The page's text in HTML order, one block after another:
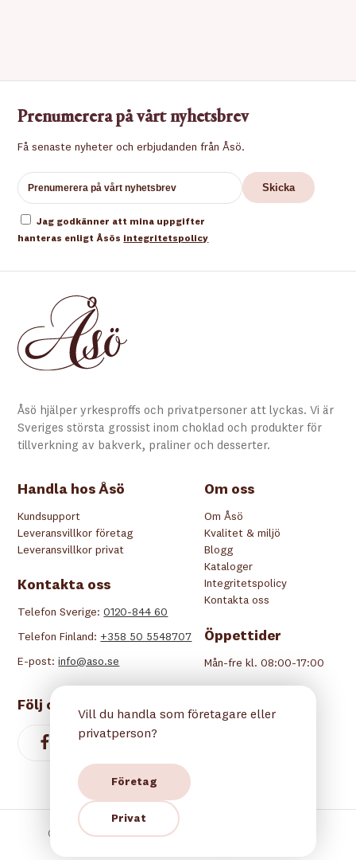
Prenumerera på vårt nyhetsbrev
Få senaste nyheter och erbjudanden från Åsö.
Jag godkänner att mina uppgifter
hanteras enligt Åsös integritetspolicy
Åsö hjälper yrkesproffs och privatpersoner att lyckas. Vi är
Sveriges största grossist inom choklad och produkter för
tillverkning av bakverk, praliner och desserter.
Om oss
Om Åsö
Kvalitet & miljö
Blogg
Kataloger
Integritetspolicy
Kontakta oss
Öppettider
Mån-fre kl. 08:00-17:00
Handla hos Åsö
Kundsupport
Leveransvillkor företag
Leveransvillkor privat
Kontakta oss
Telefon Sverige:0120-844 60
Telefon Finland: +358 50 5548707
E-post:info@aso.se
Följ oss
Copyright © 2026 Åsö. Alla rättigheter reserverade.
Vill du handla som företagare eller
privatperson?
Företag
Privat